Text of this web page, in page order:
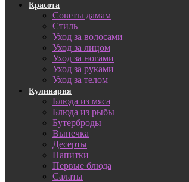
Красота
Советы дамам
Стиль
Уход за волосами
Уход за лицом
Уход за ногами
Уход за руками
Уход за телом
Кулинария
Блюда из мяса
Блюда из рыбы
Бутерброды
Выпечка
Десерты
Напитки
Первые блюда
Салаты